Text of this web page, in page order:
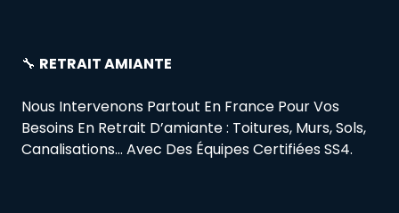
🔧 RETRAIT AMIANTE
Nous Intervenons Partout En France Pour Vos
Besoins En Retrait D’amiante : Toitures, Murs, Sols,
Canalisations… Avec Des Équipes Certifiées SS4.